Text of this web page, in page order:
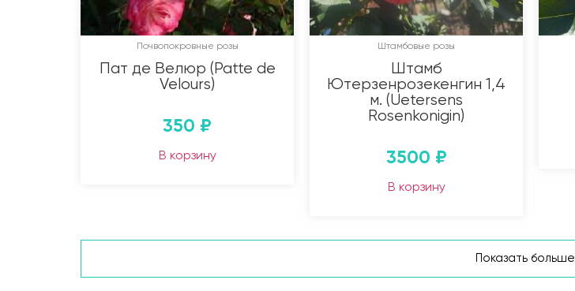
Почвопокровные розы
Пат де Велюр (Patte de
Velours)
350 ₽
В корзину
Штамбовые розы
Штамб
Ютерзенрозекенгин 1,4
м. (Uetersens
Rosenkonigin)
3500 ₽
В корзину
Показать больше